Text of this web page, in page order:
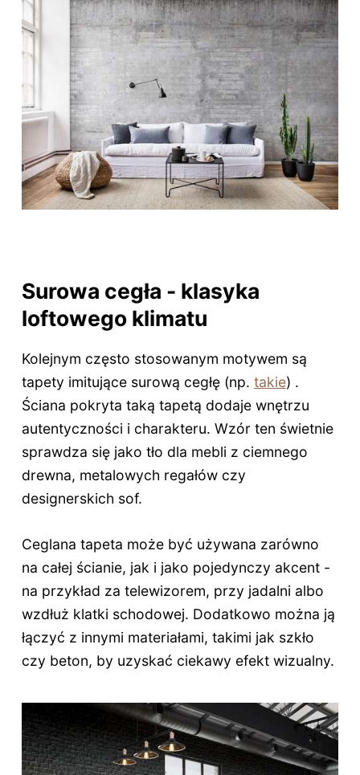
Surowa cegła - klasyka
loftowego klimatu
Kolejnym często stosowanym motywem są
tapety imitujące surową cegłę (np. takie) .
Ściana pokryta taką tapetą dodaje wnętrzu
autentyczności i charakteru. Wzór ten świetnie
sprawdza się jako tło dla mebli z ciemnego
drewna, metalowych regałów czy
designerskich sof.
Ceglana tapeta może być używana zarówno
na całej ścianie, jak i jako pojedynczy akcent -
na przykład za telewizorem, przy jadalni albo
wzdłuż klatki schodowej. Dodatkowo można ją
łączyć z innymi materiałami, takimi jak szkło
czy beton, by uzyskać ciekawy efekt wizualny.